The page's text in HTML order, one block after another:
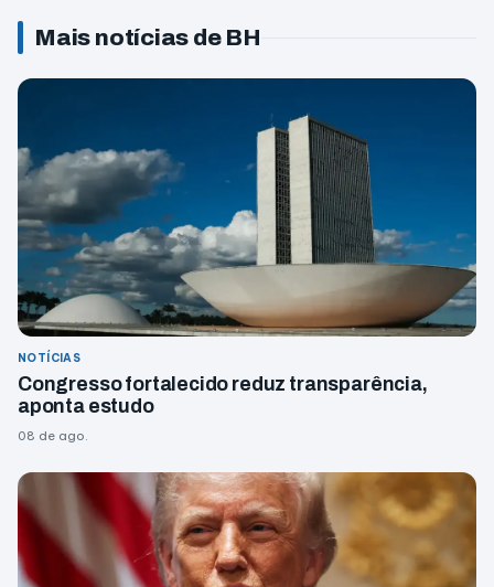
Mais notícias de BH
NOTÍCIAS
Congresso fortalecido reduz transparência,
aponta estudo
08 de ago.